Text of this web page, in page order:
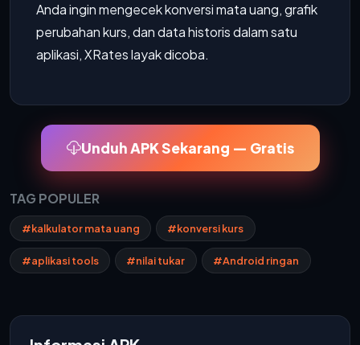
Anda ingin mengecek konversi mata uang, grafik
perubahan kurs, dan data historis dalam satu
aplikasi, XRates layak dicoba.
Unduh APK Sekarang — Gratis
TAG POPULER
#kalkulator mata uang #konversi kurs
#aplikasi tools #nilai tukar #Android ringan